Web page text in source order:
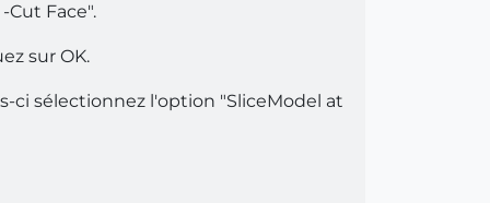
Face".
sur OK.
ci sélectionnez l'option "SliceModel at